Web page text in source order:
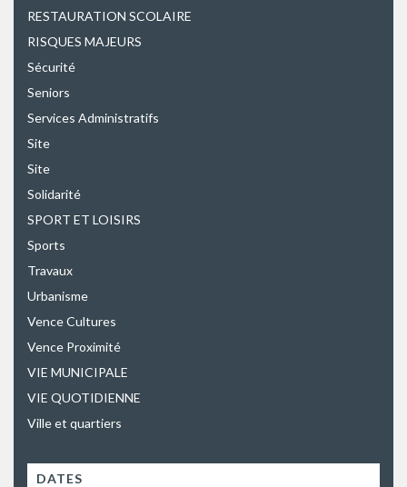
RESTAURATION SCOLAIRE
RISQUES MAJEURS
Sécurité
Seniors
Services Administratifs
Site
Site
Solidarité
SPORT ET LOISIRS
Sports
Travaux
Urbanisme
Vence Cultures
Vence Proximité
VIE MUNICIPALE
VIE QUOTIDIENNE
Ville et quartiers
DATES